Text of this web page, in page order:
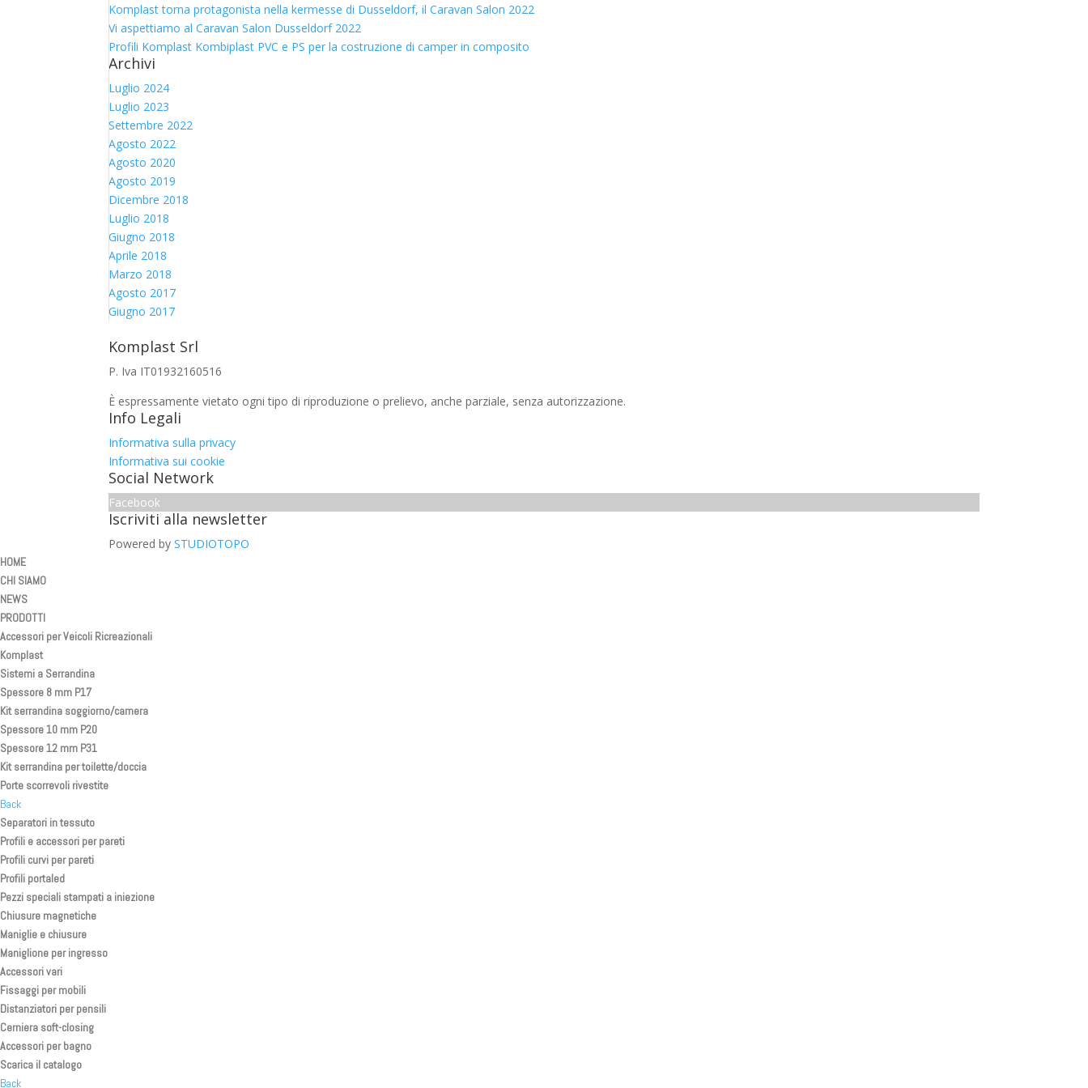
Komplast torna protagonista nella kermesse di Dusseldorf, il Caravan Salon 2022
Vi aspettiamo al Caravan Salon Dusseldorf 2022
Profili Komplast Kombiplast PVC e PS per la costruzione di camper in composito
Archivi
Luglio 2024
Luglio 2023
Settembre 2022
Agosto 2022
Agosto 2020
Agosto 2019
Dicembre 2018
Luglio 2018
Giugno 2018
Aprile 2018
Marzo 2018
Agosto 2017
Giugno 2017
Komplast Srl
P. Iva IT01932160516
È espressamente vietato ogni tipo di riproduzione o prelievo, anche parziale, senza autorizzazione.
Info Legali
Informativa sulla privacy
Informativa sui cookie
Social Network
Facebook
Iscriviti alla newsletter
Powered bySTUDIOTOPO
HOME
CHI SIAMO
NEWS
PRODOTTI
Accessori per Veicoli Ricreazionali
Komplast
Sistemi a Serrandina
Spessore 8 mm P17
Kit serrandina soggiorno/camera
Spessore 10 mm P20
Spessore 12 mm P31
Kit serrandina per toilette/doccia
Porte scorrevoli rivestite
Back
Separatori in tessuto
Profili e accessori per pareti
Profili curvi per pareti
Profili portaled
Pezzi speciali stampati a iniezione
Chiusure magnetiche
Maniglie e chiusure
Maniglione per ingresso
Accessori vari
Fissaggi per mobili
Distanziatori per pensili
Cerniera soft-closing
Accessori per bagno
Scarica il catalogo
Back